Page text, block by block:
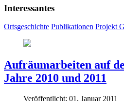
Interessantes
Ortsgeschichte Publikationen Projekt
Aufräumarbeiten auf
Jahre 2010 und 2011
Veröffentlicht: 01. Januar 2011